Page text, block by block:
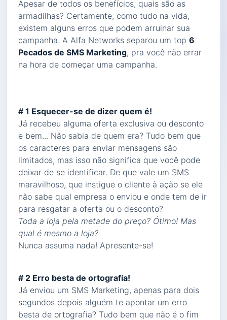
Apesar de todos os benefícios, quais são as
armadilhas? Certamente, como tudo na vida,
existem alguns erros que podem arruinar sua
campanha. A Alfa Networks separou um top 6
Pecados de SMS Marketing, pra você não errar
na hora de começar uma campanha.
# 1 Esquecer-se de dizer quem é!
Já recebeu alguma oferta exclusiva ou desconto
e bem... Não sabia de quem era? Tudo bem que
os caracteres para enviar mensagens são
limitados, mas isso não significa que você pode
deixar de se identificar. De que vale um SMS
maravilhoso, que instigue o cliente à ação se ele
não sabe qual empresa o enviou e onde tem de ir
para resgatar a oferta ou o desconto?
Toda a loja pela metade do preço? Ótimo! Mas
qual é mesmo a loja?
Nunca assuma nada! Apresente-se!
# 2 Erro besta de ortografia!
Já enviou um SMS Marketing, apenas para dois
segundos depois alguém te apontar um erro
besta de ortografia? Tudo bem que não é o fim